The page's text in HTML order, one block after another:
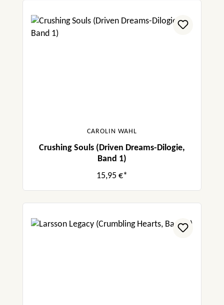
CAROLIN WAHL
Crushing Souls (Driven Dreams-Dilogie,
Band 1)
15,95 €*